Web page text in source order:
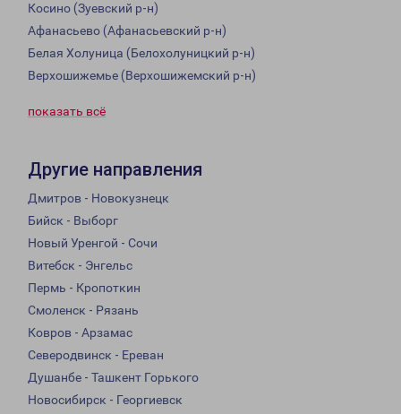
Косино (Зуевский р-н)
Афанасьево (Афанасьевский р-н)
Белая Холуница (Белохолуницкий р-н)
Верхошижемье (Верхошижемский р-н)
показать всё
Другие направления
Дмитров - Новокузнецк
Бийск - Выборг
Новый Уренгой - Сочи
Витебск - Энгельс
Пермь - Кропоткин
Смоленск - Рязань
Ковров - Арзамас
Северодвинск - Ереван
Душанбе - Ташкент Горького
Новосибирск - Георгиевск